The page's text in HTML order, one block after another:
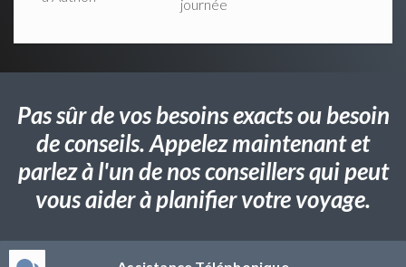
journée
Pas sûr de vos besoins exacts ou besoin
de conseils. Appelez maintenant et
parlez à l'un de nos conseillers qui peut
vous aider à planifier votre voyage.